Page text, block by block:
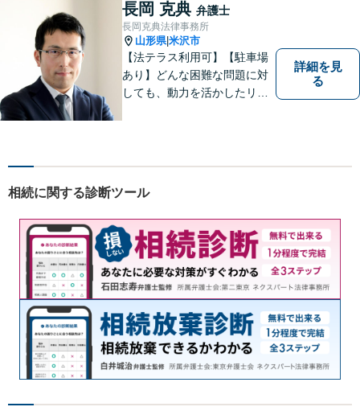
長岡 克典 弁護士
長岡克典法律事務所
山形県|米沢市
【法テラス利用可】【駐車場
あり】どんな困難な問題に対
しても、動力を活かしたリー
るよう努力することで早期解
相談ください。
詳細を見
る
相続に関する診断ツール